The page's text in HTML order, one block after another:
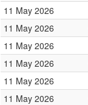
11 May 2026
11 May 2026
11 May 2026
11 May 2026
11 May 2026
11 May 2026